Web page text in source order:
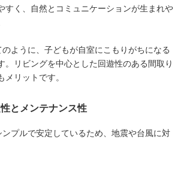
すく、自然とコミュニケーションが生まれや
のように、子どもが自室にこもりがちになる
。リビングを中心とした回遊性のある間取り
メリットです。
とメンテナンス性
ンプルで安定しているため、地震や台風に対